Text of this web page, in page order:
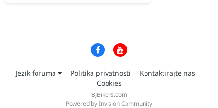
Jezik foruma Politika privatnosti
Kontaktirajte nas
Cookies
BJBikers.com
Powered by Invision Community